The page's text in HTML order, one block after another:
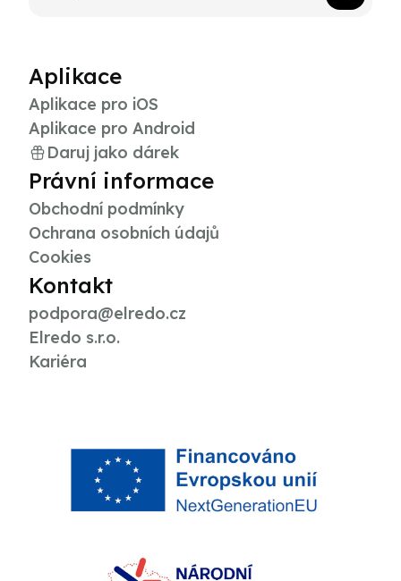
Aplikace
Aplikace pro iOS
Aplikace pro Android
Daruj jako dárek
Právní informace
Obchodní podmínky
Ochrana osobních údajů
Cookies
Kontakt
podpora@elredo.cz
Elredo s.r.o.
Kariéra